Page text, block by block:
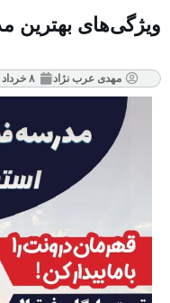
ویژگی‌های بهترین
مهدی عرب نژاد ۸ خرداد ۱۴۰۴